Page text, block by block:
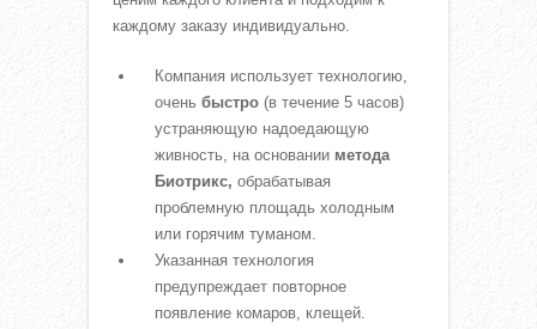
каждому заказу индивидуально.
Компания использует технологию,
очень быстро (в течение 5 часов)
устраняющую надоедающую
живность, на основании метода
Биотрикс, обрабатывая
проблемную площадь холодным
или горячим туманом.
Указанная технология
предупреждает повторное
появление комаров, клещей.